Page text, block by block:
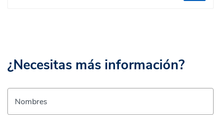
¿Necesitas más información?
Nombres